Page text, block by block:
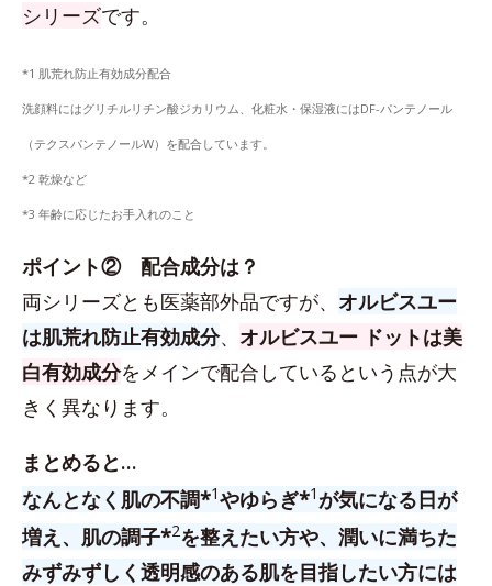
シリーズです。
*1 肌荒れ防止有効成分配合
洗顔料にはグリチルリチン酸ジカリウム、化粧水・保湿液にはDF-パンテノール
（テクスパンテノールW）を配合しています。
*2 乾燥など
*3 年齢に応じたお手入れのこと
ポイント② 配合成分は？
両シリーズとも医薬部外品ですが、 オルビスユー
は肌荒れ防止有効成分、 オルビスユー ドットは美
白有効成分をメインで配合しているという点が大
きく異なります。
まとめると…
なんとなく肌の不調*1やゆらぎ*1 が気になる日が
増え、肌の調子*2を整えたい方や、潤いに満ちた
みずみずしく透明感のある肌を目指したい方には